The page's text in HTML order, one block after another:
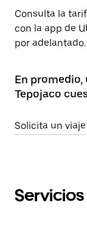
Consulta la
con la app de
por adelantado.
En promedio,
Tepojaco
Solicita un viaje